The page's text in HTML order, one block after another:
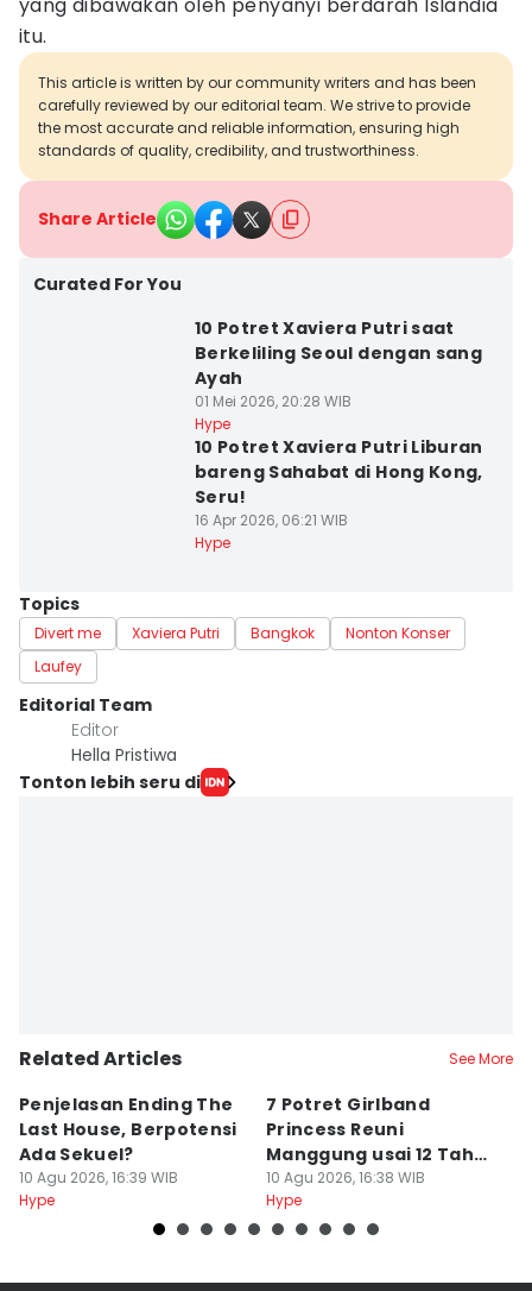
itu.
This article is written by our community writers and has been
carefully reviewed by our editorial team. We strive to provide
the most accurate and reliable information, ensuring high
standards of quality, credibility, and trustworthiness.
Share Article
Curated For You
10 Potret Xaviera Putri saat
Berkeliling Seoul dengan sang
Ayah
01 Mei 2026, 20:28 WIB
Hype
10 Potret Xaviera Putri Liburan
bareng Sahabat di Hong Kong,
Seru!
16 Apr 2026, 06:21 WIB
Hype
Topics
Divert me Xaviera Putri Bangkok
Nonton Konser
Laufey
Editorial Team
Editor
Hella Pristiwa
Tonton lebih seru di
Related Articles See More
Penjelasan Ending The
Last House, Berpotensi
Ada Sekuel?
10 Agu 2026, 16:39 WIB
Hype
7 Potret Girlband
Princess Reuni
Manggung usai 12 Tahun
Bubar
10 Agu 2026, 16:38 WIB
Hype